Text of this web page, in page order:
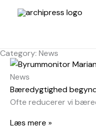
Category: News
News
Bæredygtighed
Ofte reducerer vi
Læs mere »